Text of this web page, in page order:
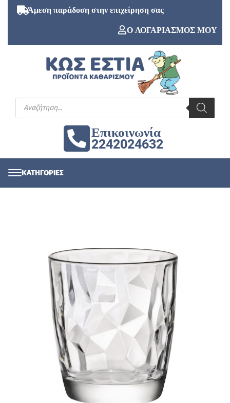
Άμεση παράδοση στην επιχείρηση σας
Ο ΛΟΓΑΡΙΑΣΜΟΣ ΜΟΥ
Επικοινωνία
2242024632